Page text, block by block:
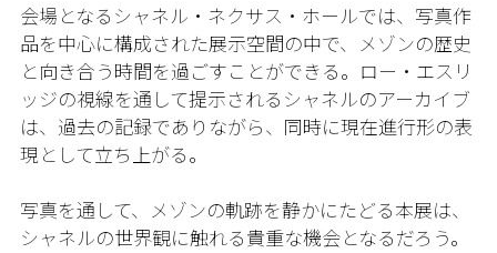
会場となるシャネル・ネクサス・ホールでは、写真作
品を中心に構成された展示空間の中で、メゾンの歴史
と向き合う時間を過ごすことができる。ロー・エスリ
ッジの視線を通して提示されるシャネルのアーカイブ
は、過去の記録でありながら、同時に現在進行形の表
現として立ち上がる。
写真を通して、メゾンの軌跡を静かにたどる本展は、
シャネルの世界観に触れる貴重な機会となるだろう。